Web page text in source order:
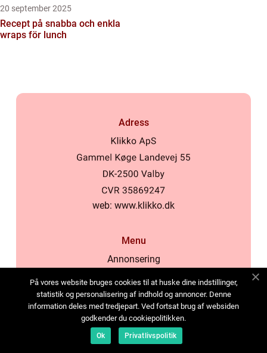
20 september 2025
Recept på snabba och enkla
wraps för lunch
Adress
web: www.klikko.dk
Menu
Annonsering
Cookies
Kontakta oss
Sitemap
På vores website bruges cookies til at huske dine indstillinger,
statistik og personalisering af indhold og annoncer. Denne
information deles med tredjepart. Ved fortsat brug af websiden
godkender du cookiepolitikken.
Ok Privatlivspolitik